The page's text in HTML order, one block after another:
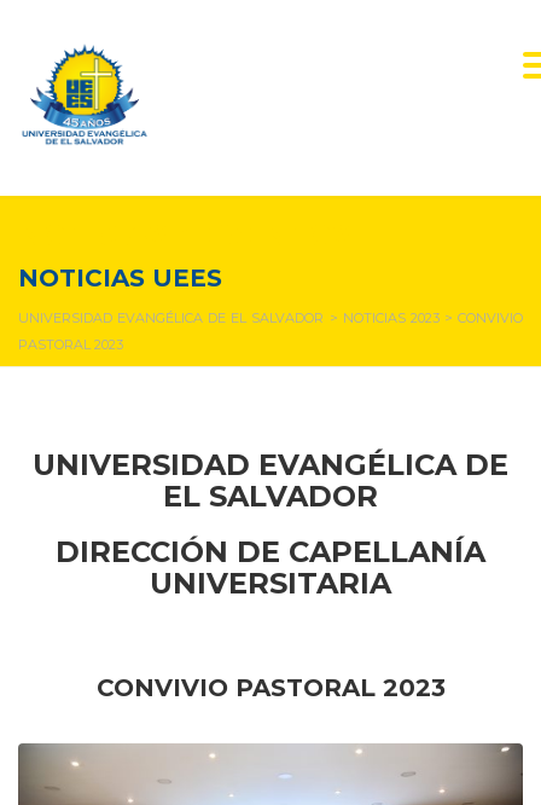
NOTICIAS UEES
UNIVERSIDAD EVANGÉLICA DE EL SALVADOR > NOTICIAS 2023>CONVIVIO
PASTORAL 2023
UNIVERSIDAD EVANGÉLICA DE
EL SALVADOR
DIRECCIÓN DE CAPELLANÍA
UNIVERSITARIA
CONVIVIO PASTORAL 2023